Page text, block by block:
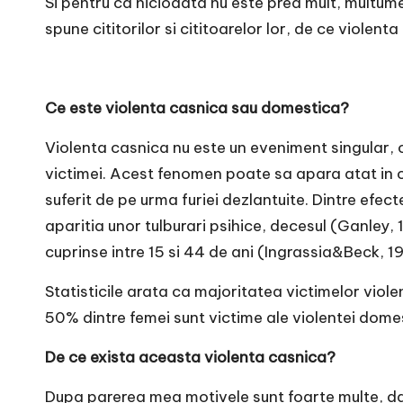
r
o
v
a
c
O
nl
i
n
spune cititorilor si cititoarelor lor, de ce violenta
Ce este violenta casnica sau domestica?
Violenta casnica nu este un eveniment
victimei. Acest fenomen poate sa apara atat in
suferit de pe urma furiei dezlantuite. Dintre
aparitia unor tulburari psihice, decesul
cuprinse intre 15 si 44 de ani (Ingrassia&Beck,
Statisticile arata ca majoritatea victimelor
50% dintre femei sunt victime ale violentei
De ce exista aceasta violenta casnica?
Dupa parerea mea motivele sunt foarte multe,